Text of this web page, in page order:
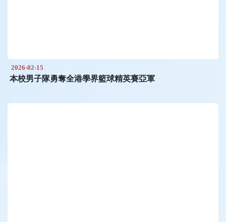
2026-02-15
本校男子隊勇奪全港學界籃球精英賽亞軍